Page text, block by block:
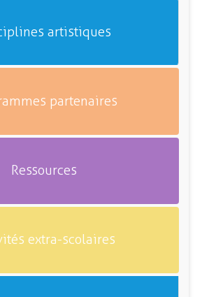
artistiques
partenaires
Ressources
extra-scolaires